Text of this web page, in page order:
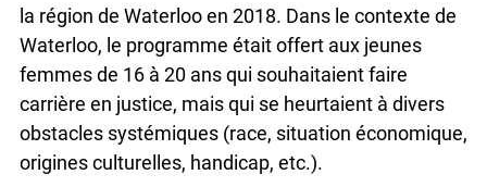
la région de Waterloo en 2018. Dans le contexte de
Waterloo, le programme était offert aux jeunes
femmes de 16 à 20 ans qui souhaitaient faire
carrière en justice, mais qui se heurtaient à divers
obstacles systémiques (race, situation économique,
origines culturelles, handicap, etc.).